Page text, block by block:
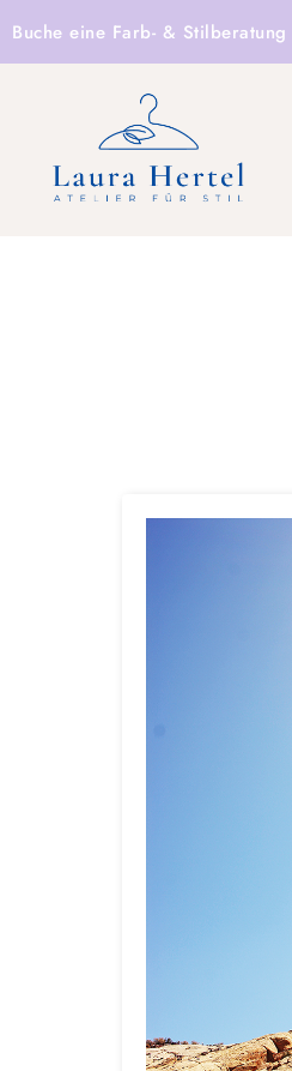
Buche eine Farb- & Stilberatung